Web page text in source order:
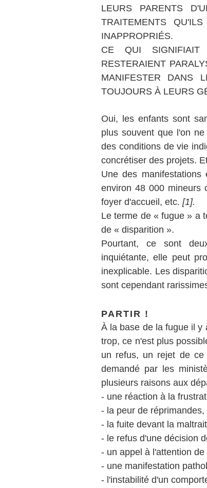
LEURS PARENTS
TRAITEMENTS
INAPPROPRIÉS.
CE QUI
RESTERAIENT
MANIFESTER DANS
TOUJOURS À LEURS
Oui, les enfants sont
plus souvent que l'on
des conditions de vie
concrétiser des projets.
Une des
environ 48 000 mineurs
foyer d'accueil, etc. [1].
Le terme de « fugue » a
de « disparition ».
Pourtant, ce sont
inquiétante, elle peut
inexplicable. Les
sont cependant
PARTIR !
À la base de la fugue il y
trop, ce n'est plus
un refus, un rejet de
demandé par les
plusieurs raisons aux
- une réaction à la
- la peur de réprimandes,
- la fuite devant la
- le refus d'une décision
- un appel à l'attention de
- une manifestation
- l'instabilité d'un